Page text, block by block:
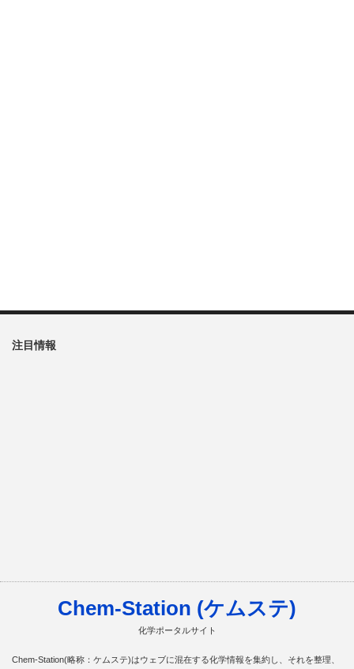
注目情報
Chem-Station (ケムステ)
化学ポータルサイト
Chem-Station(略称：ケムステ)はウェブに混在する化学情報を集約し、それを整理、